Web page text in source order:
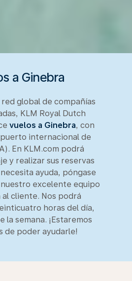
a Ginebra
global de compañías
KLM Royal Dutch
vuelos a Ginebra, con
internacional de
En KLM.com podrá
y realizar sus reservas
ayuda, póngase
excelente equipo
cliente. Nos podrá
horas del día,
la semana. ¡Estaremos
de poder ayudarle!